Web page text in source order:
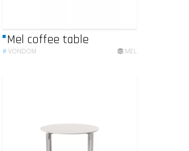
Mel coffee table
#VONDOM MEL